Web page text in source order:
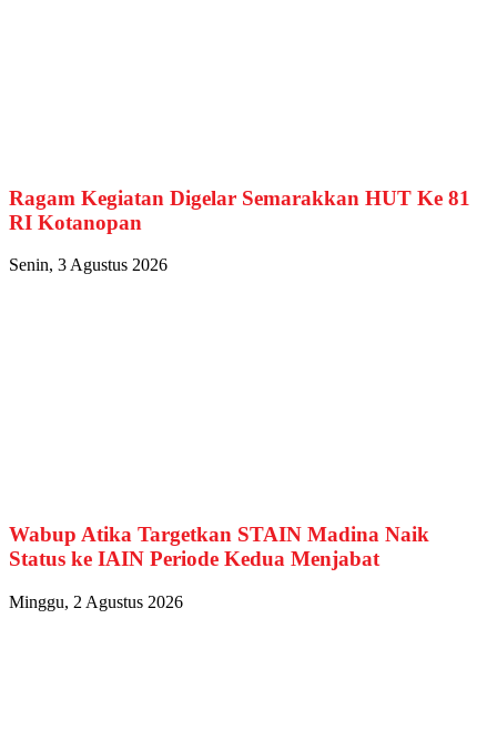
Ragam Kegiatan Digelar Semarakkan HUT Ke 81
RI Kotanopan
Senin, 3 Agustus 2026
Wabup Atika Targetkan STAIN Madina Naik
Status ke IAIN Periode Kedua Menjabat
Minggu, 2 Agustus 2026